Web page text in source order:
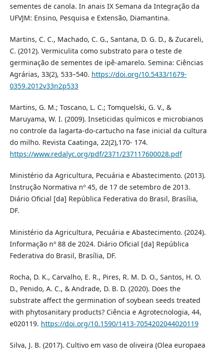
sementes de canola. In anais IX Semana da Integração da
UFVJM: Ensino, Pesquisa e Extensão, Diamantina.
Martins, C. C., Machado, C. G., Santana, D. G. D., & Zucareli,
C. (2012). Vermiculita como substrato para o teste de
germinação de sementes de ipê-amarelo. Semina: Ciências
Agrárias, 33(2), 533–540. https://doi.org/10.5433/1679-
0359.2012v33n2p533
Martins, G. M.; Toscano, L. C.; Tomquelski, G. V., &
Maruyama, W. I. (2009). Inseticidas químicos e microbianos
no controle da lagarta-do-cartucho na fase inicial da cultura
do milho. Revista Caatinga, 22(2),170- 174.
https://www.redalyc.org/pdf/2371/237117600028.pdf
Ministério da Agricultura, Pecuária e Abastecimento. (2013).
Instrução Normativa nº 45, de 17 de setembro de 2013.
Diário Oficial [da] República Federativa do Brasil, Brasília,
DF.
Ministério da Agricultura, Pecuária e Abastecimento. (2024).
Informação nº 88 de 2024. Diário Oficial [da] República
Federativa do Brasil, Brasília, DF.
Rocha, D. K., Carvalho, E. R., Pires, R. M. D. O., Santos, H. O.
D., Penido, A. C., & Andrade, D. B. D. (2020). Does the
substrate affect the germination of soybean seeds treated
with phytosanitary products? Ciência e Agrotecnologia, 44,
e020119. https://doi.org/10.1590/1413-7054202044020119
Silva, J. B. (2017). Cultivo em vaso de oliveira (Olea europaea